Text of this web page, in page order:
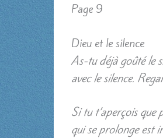
Page 9
Dieu et le silence
As-tu déjà goûté le
avec le silence.
Si tu t’aperçois que
qui se prolonge est